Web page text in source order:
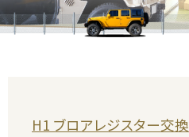
スタッフ紹介 求人情報
H1 ブロアレジスター交換